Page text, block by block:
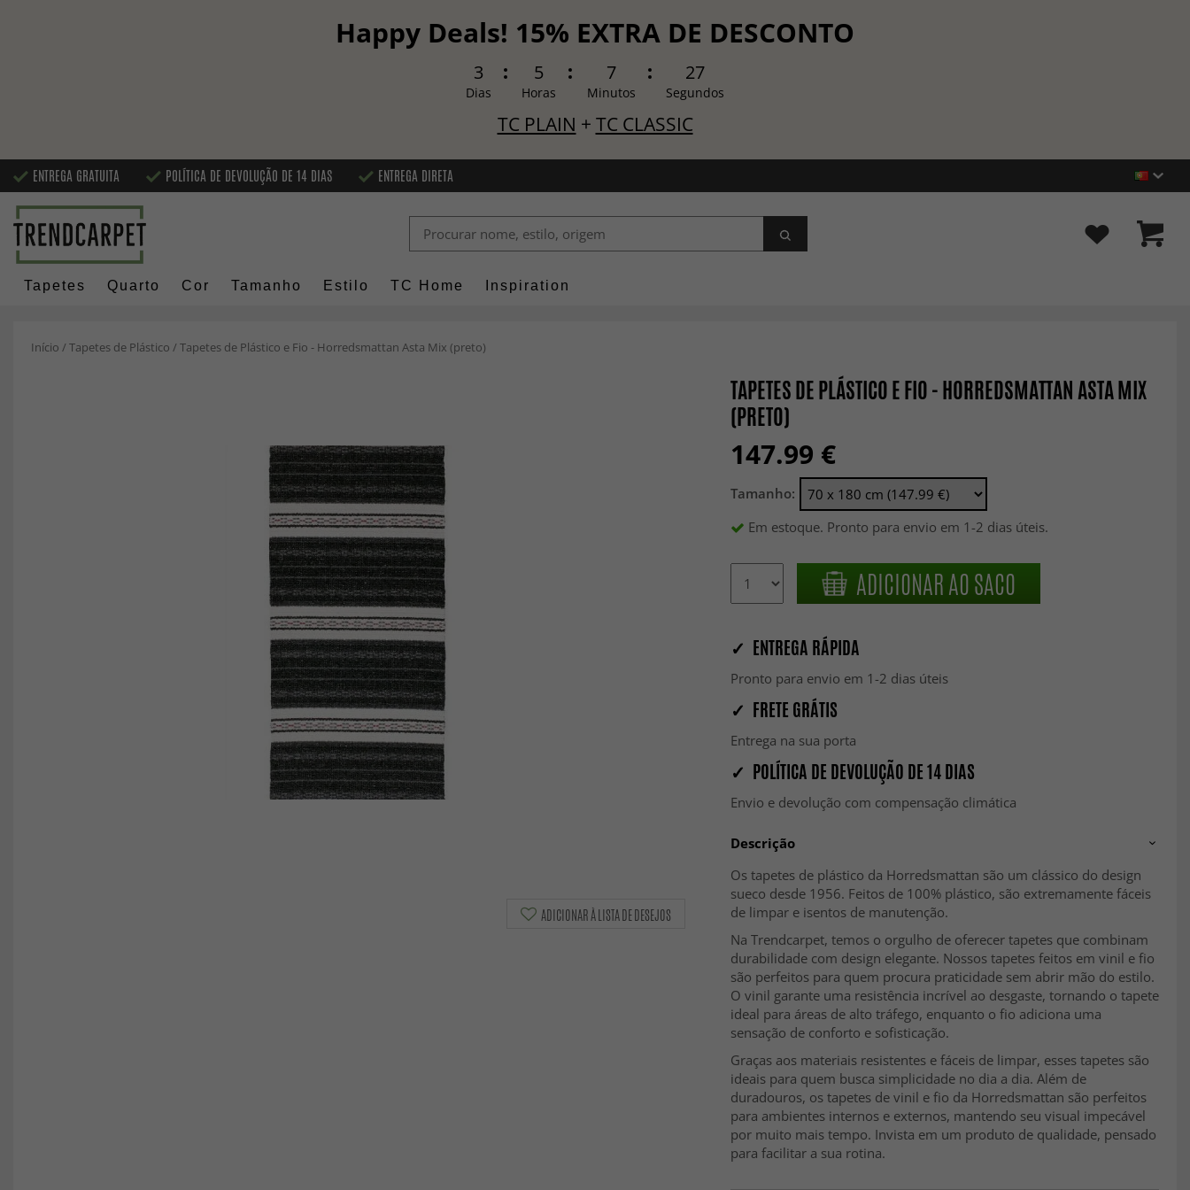
Happy Deals! 15% EXTRA DE DESCONTO
3
Dias
5
Horas
7
Minutos
26
Segundos
TC PLAIN + TC CLASSIC
ENTREGA GRATUITA POLÍTICA DE DEVOLUÇÃO DE 14 DIAS ENTREGA DIRETA
Tapetes Quarto Cor Tamanho Estilo TC Home Inspiration
Início /Tapetes de Plástico /Tapetes de Plástico e Fio - Horredsmattan Asta Mix (preto)
TAPETES DE PLÁSTICO E FIO - HORREDSMATTAN ASTA MIX
(PRETO)
147.99 €
Tamanho:
Em estoque. Pronto para envio em 1-2 dias úteis.
ADICIONAR AO SACO
✓ ENTREGA RÁPIDA
Pronto para envio em 1-2 dias úteis
✓ FRETE GRÁTIS
Entrega na sua porta
✓ POLÍTICA DE DEVOLUÇÃO DE 14 DIAS
Envio e devolução com compensação climática
Descrição
Os tapetes de plástico da Horredsmattan são um clássico do design
sueco desde 1956. Feitos de 100% plástico, são extremamente fáceis
de limpar e isentos de manutenção.
Na Trendcarpet, temos o orgulho de oferecer tapetes que combinam
durabilidade com design elegante. Nossos tapetes feitos em vinil e fio
são perfeitos para quem procura praticidade sem abrir mão do estilo.
O vinil garante uma resistência incrível ao desgaste, tornando o tapete
ideal para áreas de alto tráfego, enquanto o fio adiciona uma
sensação de conforto e sofisticação.
Graças aos materiais resistentes e fáceis de limpar, esses tapetes são
ideais para quem busca simplicidade no dia a dia. Além de
duradouros, os tapetes de vinil e fio da Horredsmattan são perfeitos
para ambientes internos e externos, mantendo seu visual impecável
por muito mais tempo. Invista em um produto de qualidade, pensado
para facilitar a sua rotina.
ADICIONAR À LISTA DE DESEJOS